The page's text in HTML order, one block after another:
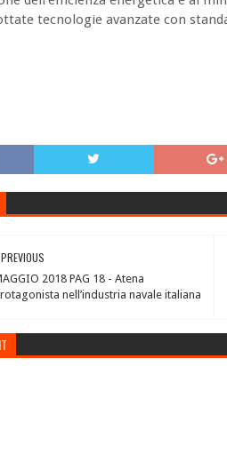
tecnologie avanzate con
PREVIOUS
2018 PAG 18 - Atena
nell’industria navale italiana